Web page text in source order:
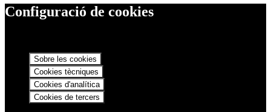
Configuració de cookies
Sobre les cookies
Cookies tècniques
Cookies d'analítica
Cookies de tercers